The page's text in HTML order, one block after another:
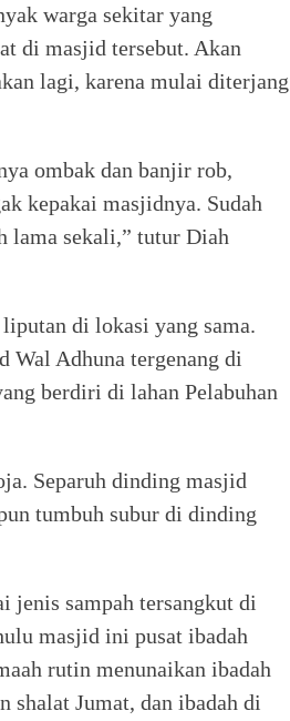
warga sekitar yang
di masjid tersebut. Akan
lagi, karena mulai diterjang
ombak dan banjir rob,
kepakai masjidnya. Sudah
lama sekali,” tutur Diah
di lokasi yang sama.
Wal Adhuna tergenang di
berdiri di lahan Pelabuhan
Separuh dinding masjid
tumbuh subur di dinding
jenis sampah tersangkut di
masjid ini pusat ibadah
rutin menunaikan ibadah
shalat Jumat, dan ibadah di